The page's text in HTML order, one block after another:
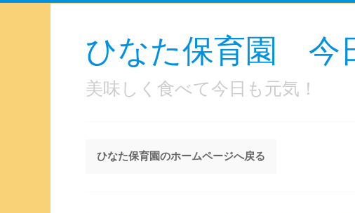
ひなた保育園 今
美味しく食べて今日も元気！
ひなた保育園のホームページへ戻る